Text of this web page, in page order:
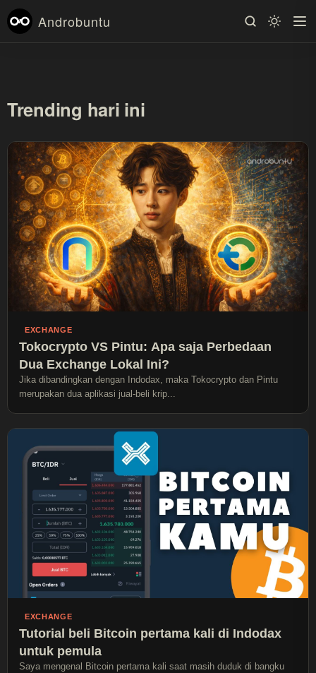
Androbuntu
Trending hari ini
EXCHANGE
Tokocrypto VS Pintu: Apa saja Perbedaan
Dua Exchange Lokal Ini?
Jika dibandingkan dengan Indodax, maka Tokocrypto dan Pintu
merupakan dua aplikasi jual-beli krip...
EXCHANGE
Tutorial beli Bitcoin pertama kali di Indodax
untuk pemula
Saya mengenal Bitcoin pertama kali saat masih duduk di bangku